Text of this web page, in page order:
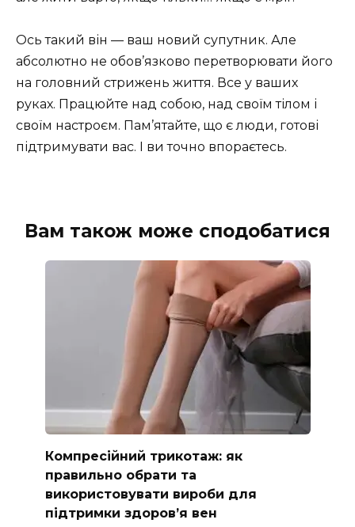
Ось такий він — ваш новий супутник. Але
абсолютно не обов’язково перетворювати його
на головний стрижень життя. Все у ваших
руках. Працюйте над собою, над своїм тілом і
своїм настроєм. Пам’ятайте, що є люди, готові
підтримувати вас. І ви точно впораєтесь.
Вам також може сподобатися
Компресійний трикотаж: як
правильно обрати та
використовувати вироби для
підтримки здоров’я вен